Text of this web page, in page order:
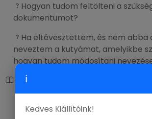
Hogyan tudom feltölteni a
dokumentumot?
Ha eltévesztettem, és nem abba
neveztem a kutyámat, amelyikbe
hogyan tudom módosítani
Pénzügy
ℹ
Kedves Kiállítóink!